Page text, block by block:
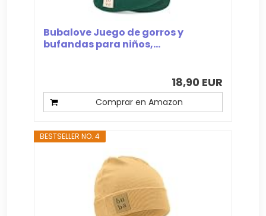
Bubalove Juego de gorros y
bufandas para niños,...
18,90 EUR
Comprar en Amazon
BESTSELLER NO. 4